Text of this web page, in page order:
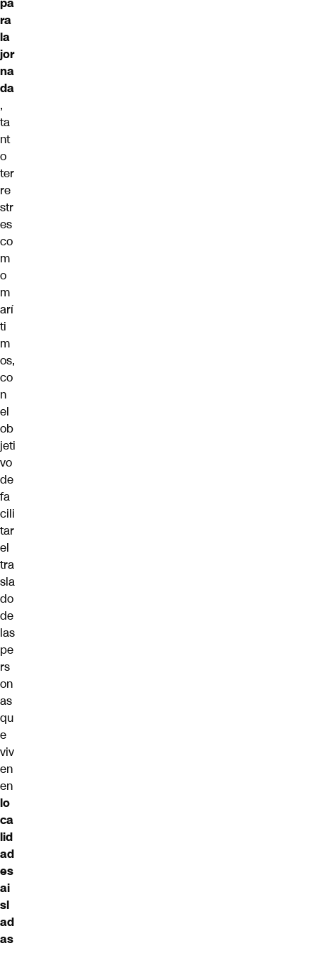
ra
la
jor
na
da
,
ta
nt
o
ter
re
str
es
co
m
o
m
arí
ti
m
os,
co
n
el
ob
jeti
vo
de
fa
cili
tar
el
tra
sla
do
de
las
pe
rs
on
as
qu
e
viv
en
en
lo
ca
lid
ad
es
ai
sl
ad
as